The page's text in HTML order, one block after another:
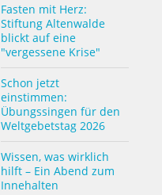
Fasten mit Herz:
Stiftung Altenwalde
blickt auf eine
"vergessene Krise"
Schon jetzt
einstimmen:
Übungssingen für den
Weltgebetstag 2026
Wissen, was wirklich
hilft – Ein Abend zum
Innehalten